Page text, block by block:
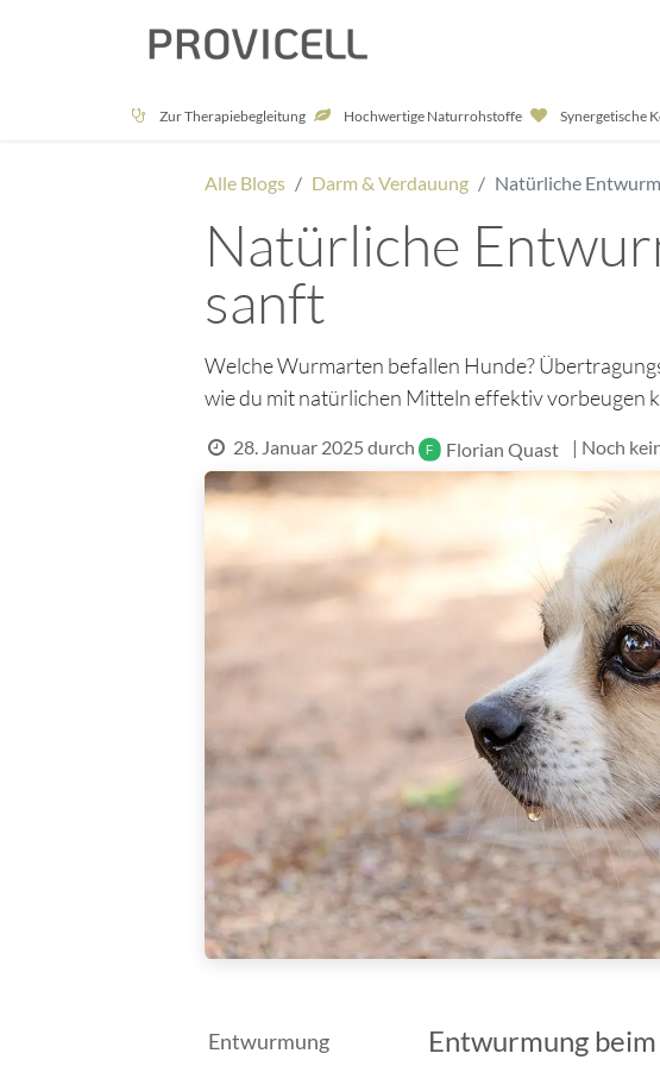
Zur Therapiebegleitung Hochwertige Naturrohstoffe Synergetische
Alle Blogs Darm & Verdauung Natürliche
Natürliche
sanft
Welche Wurmarten befallen Hunde?
wie du mit natürlichen Mitteln effektiv vorbeugen
28. Januar 2025 durch Florian Quast | Noch
Entwurmung
Entwurmung